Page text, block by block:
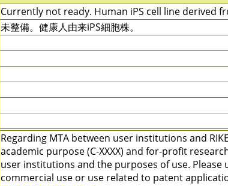
Currently not ready. Human iPS cell line derived
未整備。健康人由来iPS細胞株。
Regarding MTA between user institutions and
academic purpose (C-XXXX) and for-profit
user institutions and the purposes of use. Please
commercial use or use related to patent